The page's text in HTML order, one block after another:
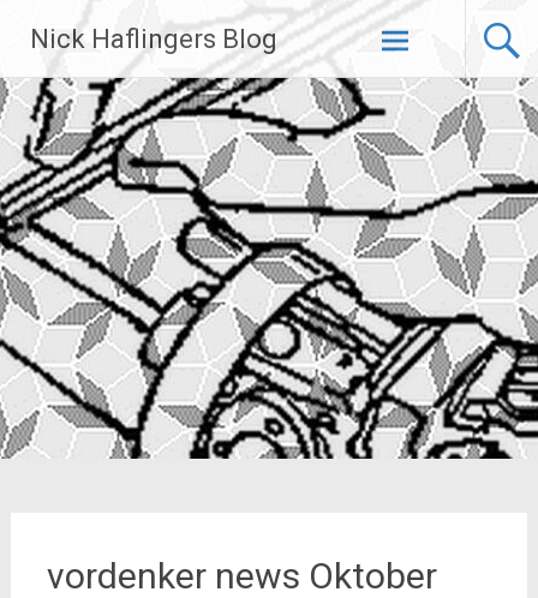
Inhalt
springen
Nick Haflingers Blog
vordenker news Oktober